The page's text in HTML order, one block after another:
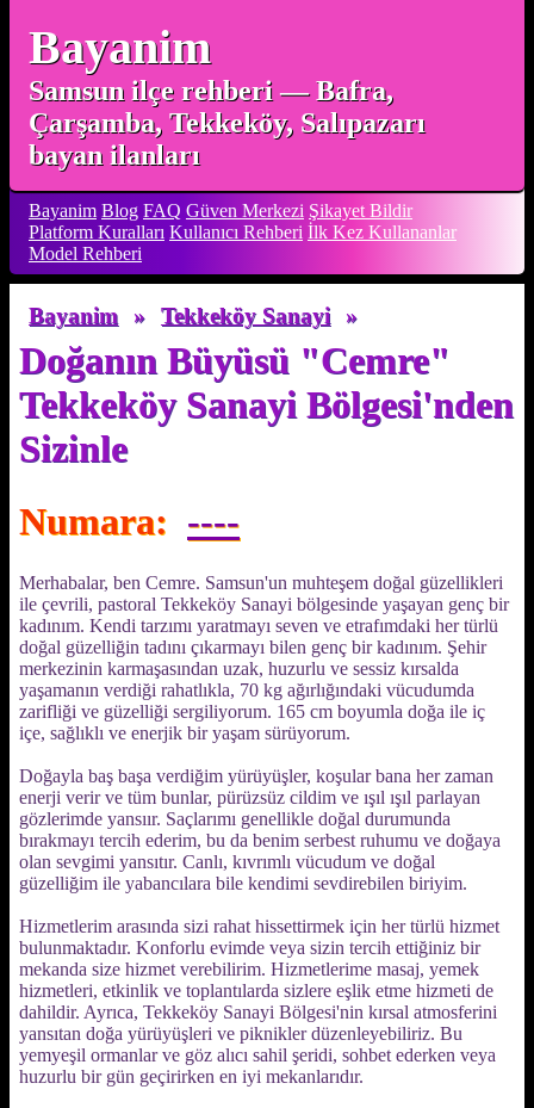
Bayanim
Samsun ilçe rehberi — Bafra,
Çarşamba, Tekkeköy, Salıpazarı
bayan ilanları
Bayanim Blog FAQ Güven Merkezi Şikayet Bildir
Platform Kuralları Kullanıcı Rehberi İlk Kez Kullananlar
Model Rehberi
Bayanim » Tekkeköy Sanayi »
Doğanın Büyüsü "Cemre"
Tekkeköy Sanayi Bölgesi'nden
Sizinle
Numara: ----
Merhabalar, ben Cemre. Samsun'un muhteşem doğal güzellikleri
ile çevrili, pastoral Tekkeköy Sanayi bölgesinde yaşayan genç bir
kadınım. Kendi tarzımı yaratmayı seven ve etrafımdaki her türlü
doğal güzelliğin tadını çıkarmayı bilen genç bir kadınım. Şehir
merkezinin karmaşasından uzak, huzurlu ve sessiz kırsalda
yaşamanın verdiği rahatlıkla, 70 kg ağırlığındaki vücudumda
zarifliği ve güzelliği sergiliyorum. 165 cm boyumla doğa ile iç
içe, sağlıklı ve enerjik bir yaşam sürüyorum.
Doğayla baş başa verdiğim yürüyüşler, koşular bana her zaman
enerji verir ve tüm bunlar, pürüzsüz cildim ve ışıl ışıl parlayan
gözlerimde yansıır. Saçlarımı genellikle doğal durumunda
bırakmayı tercih ederim, bu da benim serbest ruhumu ve doğaya
olan sevgimi yansıtır. Canlı, kıvrımlı vücudum ve doğal
güzelliğim ile yabancılara bile kendimi sevdirebilen biriyim.
Hizmetlerim arasında sizi rahat hissettirmek için her türlü hizmet
bulunmaktadır. Konforlu evimde veya sizin tercih ettiğiniz bir
mekanda size hizmet verebilirim. Hizmetlerime masaj, yemek
hizmetleri, etkinlik ve toplantılarda sizlere eşlik etme hizmeti de
dahildir. Ayrıca, Tekkeköy Sanayi Bölgesi'nin kırsal atmosferini
yansıtan doğa yürüyüşleri ve piknikler düzenleyebiliriz. Bu
yemyeşil ormanlar ve göz alıcı sahil şeridi, sohbet ederken veya
huzurlu bir gün geçirirken en iyi mekanlarıdır.